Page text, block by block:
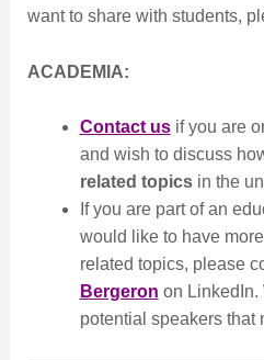
want to share with students,
ACADEMIA:
Contact usif you are
and wish to discuss
related topicsin the
If you are part of an
would like to have
related topics, please
Bergeron on LinkedIn.
potential speakers that